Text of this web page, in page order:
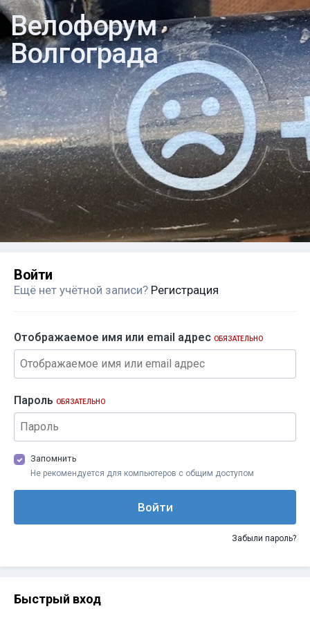
Велофорум
Волгограда
Войти
Ещё нет учётной записи? Регистрация
Отображаемое имя или email адрес ОБЯЗАТЕЛЬНО
Пароль ОБЯЗАТЕЛЬНО
Запомнить
Не рекомендуется для компьютеров с общим доступом
Войти
Забыли пароль?
Быстрый вход